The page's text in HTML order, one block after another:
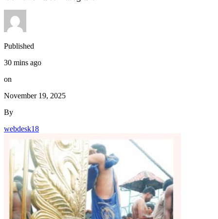
Published
30 mins ago
on
November 19, 2025
By
webdesk18